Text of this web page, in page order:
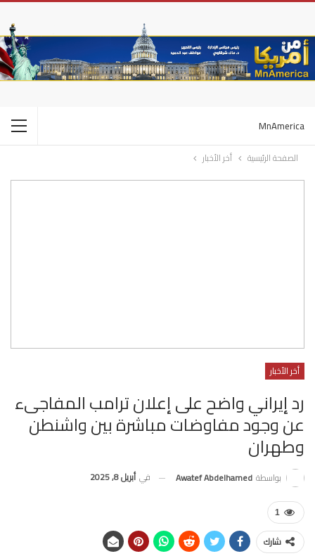
MnAmerica
الصفحة الرئيسية أخر الأخبار
أخر الأخبار
رد إيراني واضح على إعلان ترامب المفاجىء
عن وجود مفاوضات مباشرة بين واشنطن
وطهران
بواسطة Awatef Abdelhamed في أبريل 8, 2025
1
شارك